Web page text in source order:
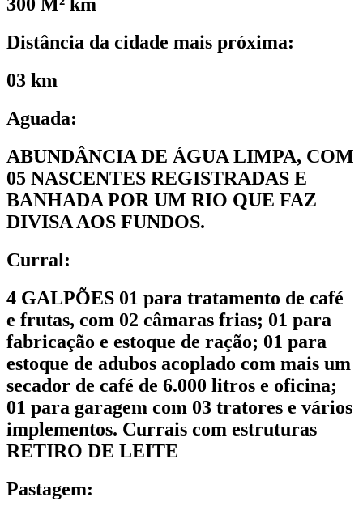
300 M² km
Distância da cidade mais próxima:
03 km
Aguada:
ABUNDÂNCIA DE ÁGUA LIMPA, COM
05 NASCENTES REGISTRADAS E
BANHADA POR UM RIO QUE FAZ
DIVISA AOS FUNDOS.
Curral:
4 GALPÕES 01 para tratamento de café
e frutas, com 02 câmaras frias; 01 para
fabricação e estoque de ração; 01 para
estoque de adubos acoplado com mais um
secador de café de 6.000 litros e oficina;
01 para garagem com 03 tratores e vários
implementos. Currais com estruturas
RETIRO DE LEITE
Pastagem: